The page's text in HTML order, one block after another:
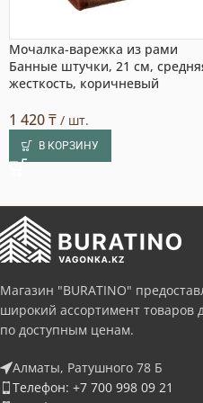
Мочалка-варежка из рами
Банные штучки, 21 см,
жесткость, коричневый
1 420₸ / шт.
В КОРЗИНУ
Магазин "BURATINO"
широкий ассортимент товаров
по доступным ценам.
Алматы, Ратушного 78 Б
Телефон: +7 700 998 09 21